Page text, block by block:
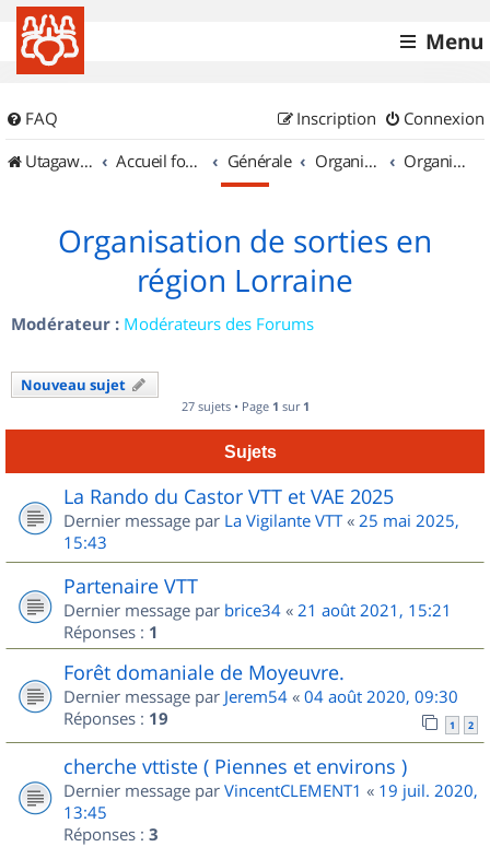
Menu
FAQ Connexion
Inscription
UtagawaVTT (Randos VTT et VTTAE avec traces GPS)
Accueil forum Générale Organisation de sorties & Recherche de partenaires Organisation de sorties en région Lorraine
Organisation de sorties en
région Lorraine
Modérateur : Modérateurs des Forums
Nouveau sujet
27 sujets • Page 1 sur 1
Sujets
La Rando du Castor VTT et VAE 2025
Dernier message par La Vigilante VTT« 25 mai 2025,
15:43
Partenaire VTT
Dernier message par brice34 « 21 août 2021, 15:21
Réponses : 1
Forêt domaniale de Moyeuvre.
Dernier message par Jerem54 « 04 août 2020, 09:30
Réponses : 19 1 2
cherche vttiste ( Piennes et environs )
Dernier message par VincentCLEMENT1 « 19 juil. 2020,
13:45
Réponses : 3